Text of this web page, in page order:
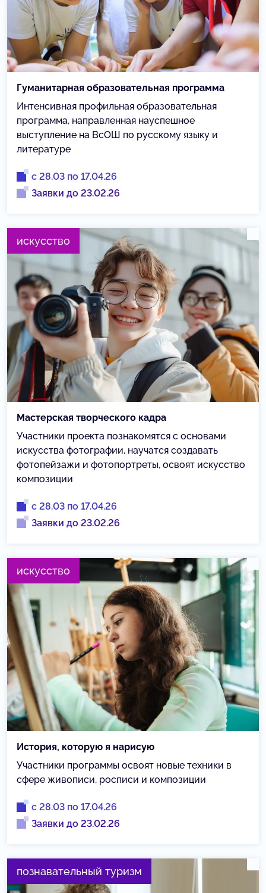
Гуманитарная образовательная программа
Интенсивная профильная образовательная
программа, направленная науспешное
выступление на ВсОШ по русскому языку и
литературе
с 28.03 по 17.04.26
Заявки до 23.02.26
искусство
Мастерская творческого кадра
Участники проекта познакомятся с основами
искусства фотографии, научатся создавать
фотопейзажи и фотопортреты, освоят искусство
композиции
с 28.03 по 17.04.26
Заявки до 23.02.26
искусство
История, которую я нарисую
Участники программы освоят новые техники в
сфере живописи, росписи и композиции
с 28.03 по 17.04.26
Заявки до 23.02.26
познавательный туризм